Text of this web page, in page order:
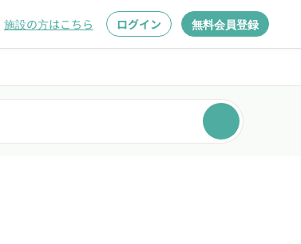
施設の方はこちら ログイン 無料会員登録